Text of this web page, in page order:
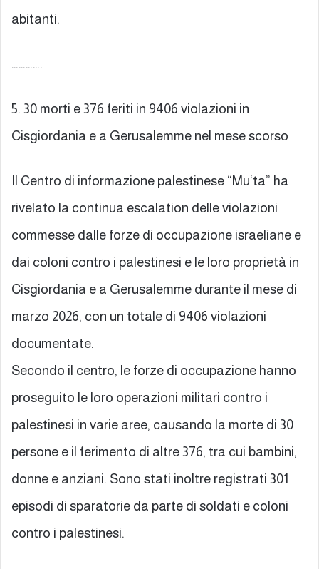
abitanti.
………….
5. 30 morti e 376 feriti in 9406 violazioni in
Cisgiordania e a Gerusalemme nel mese scorso
Il Centro di informazione palestinese “Mu‘ta” ha
rivelato la continua escalation delle violazioni
commesse dalle forze di occupazione israeliane e
dai coloni contro i palestinesi e le loro proprietà in
Cisgiordania e a Gerusalemme durante il mese di
marzo 2026, con un totale di 9406 violazioni
documentate.
Secondo il centro, le forze di occupazione hanno
proseguito le loro operazioni militari contro i
palestinesi in varie aree, causando la morte di 30
persone e il ferimento di altre 376, tra cui bambini,
donne e anziani. Sono stati inoltre registrati 301
episodi di sparatorie da parte di soldati e coloni
contro i palestinesi.